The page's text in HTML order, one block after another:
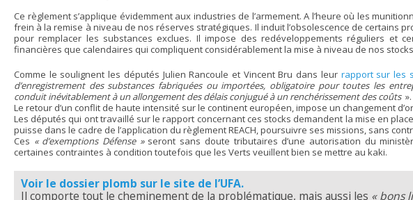
Ce règlement s’applique évidemment aux industries de l’armement. A l’heure où les
frein à la remise à niveau de nos réserves stratégiques. Il induit l’obsolescence de certains
pour remplacer les substances exclues. Il impose des redéveloppements réguliers et
financières que calendaires qui compliquent considérablement la mise à niveau de nos
Comme le soulignent les députés Julien Rancoule et Vincent Bru dans leur rapport sur les
d’enregistrement des substances fabriquées ou importées, obligatoire pour toutes les
conduit inévitablement à un allongement des délais conjugué à un renchérissement des coûts ».
Le retour d’un conflit de haute intensité sur le continent européen, impose un changement
Les députés qui ont travaillé sur le rapport concernant ces stocks demandent la mise en place
puisse dans le cadre de l’application du règlement REACH, poursuivre ses missions, sans
Ces « d’exemptions Défense »seront sans doute tributaires d’une autorisation du
certaines contraintes à condition toutefois que les Verts veuillent bien se mettre au kaki.
Voir le dossier plomb sur le site de l’UFA.
Il comporte tout le cheminement de la problématique, mais aussi les « bons